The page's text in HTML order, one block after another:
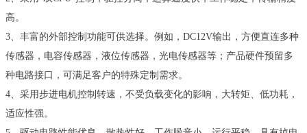
高。
3、丰富的外部控制功能可供选择。例如，DC12V输出，方便直连多种
传感器，电容传感器，液位传感器，光电传感器等；产品硬件预留多
种电路接口，可满足客户的特殊定制需求。
4、采用步进电机控制转速，不受负载变化的影响，大转矩、低功耗，
适应性强。